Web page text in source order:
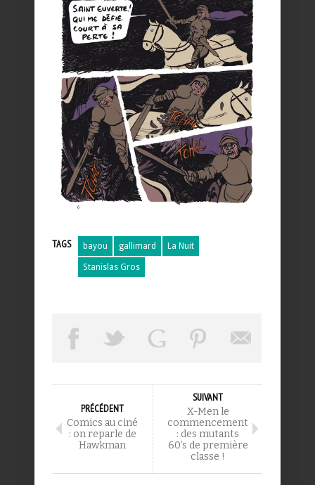
TAGS bayou gallimard La Nuit
Stanislas Gros
PRÉCÉDENT
Comics au ciné
: on reparle de
Hawkman
SUIVANT
X-Men le
commencement
: des mutants
60’s de première
classe !